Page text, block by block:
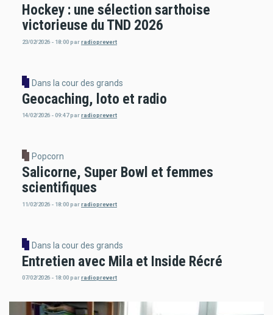
Hockey : une sélection sarthoise
victorieuse du TND 2026
23/02/2026 - 18:00parradioprevert
Dans la cour des grands
Geocaching, loto et radio
14/02/2026 - 09:47parradioprevert
Popcorn
Salicorne, Super Bowl et femmes
scientifiques
11/02/2026 - 18:00parradioprevert
Dans la cour des grands
Entretien avec Mila et Inside Récré
07/02/2026 - 18:00parradioprevert